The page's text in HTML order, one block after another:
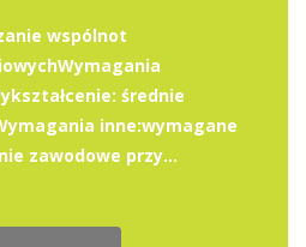
wspólnot
średnie
inne:wymagane
zawodowe przy...